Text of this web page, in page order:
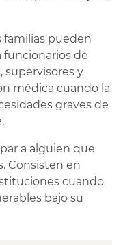
familias pueden
funcionarios de
supervisores y
médica cuando la
graves de
a alguien que
Consisten en
cuando
bajo su